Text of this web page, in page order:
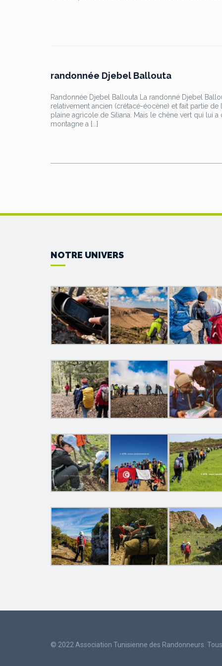
randonnée Djebel Ballouta
Randonnée Djebel Ballouta La randonné Djebel
relativement ancien (crétacé-éocène) et fait partie
plaine agricole de Siliana. Mais le chêne vert qui lui
montagne a [...]
NOTRE UNIVERS
© 2022 Association Tunisienne des Randonneurs.